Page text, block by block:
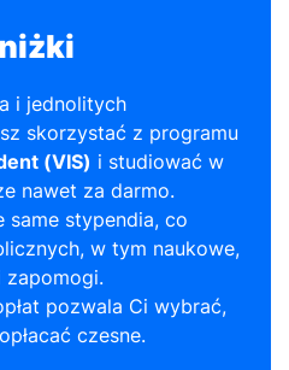
i jednolitych
skorzystać z programu
(VIS) i studiować w
nawet za darmo.
same stypendia, co
w tym naukowe,
zapomogi.
pozwala Ci wybrać,
czesne.